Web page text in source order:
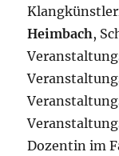
Heimbach,
Dozentin im